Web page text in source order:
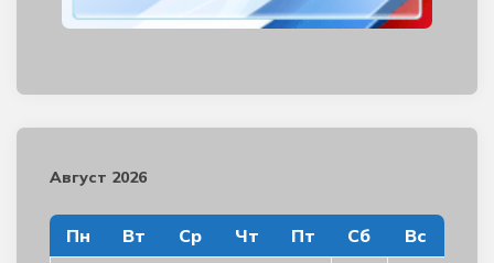
Август 2026
Пн Вт Ср Чт Пт Сб Вс